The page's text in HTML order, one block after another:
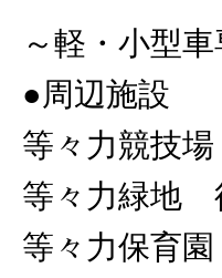
～軽・小型
●周辺施設
等々力競技
等々力緑地
等々力保育